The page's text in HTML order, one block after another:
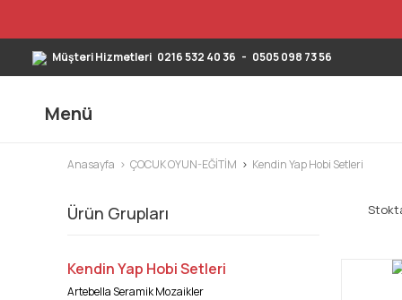
Müşteri Hizmetleri 0216 532 40 36 - 0505 098 73 56
Menü
Anasayfa ÇOCUK OYUN-EĞİTİM Kendin Yap Hobi Setleri
Ürün Grupları
Kendin Yap Hobi Setleri
Artebella Seramik Mozaikler